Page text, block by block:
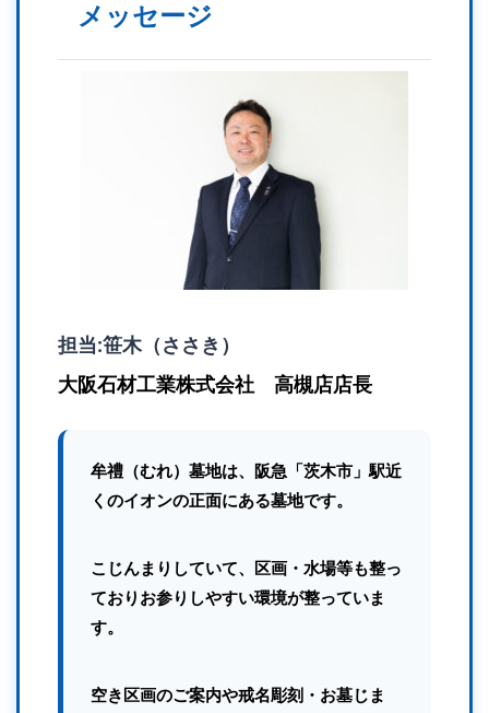
メッセージ
担当:笹木（ささき）
大阪石材工業株式会社 高槻店店長
牟禮（むれ）墓地は、阪急「茨木市」駅近
くのイオンの正面にある墓地です。
こじんまりしていて、区画・水場等も整っ
ておりお参りしやすい環境が整っていま
す。
空き区画のご案内や戒名彫刻・お墓じま